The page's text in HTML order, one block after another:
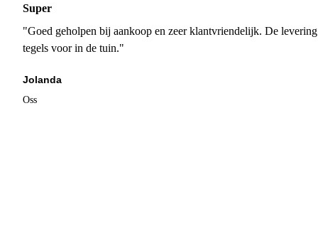
Super
"Goed geholpen bij aankoop en zeer klantvriendelijk. De
tegels voor in de tuin."
Jolanda
Oss